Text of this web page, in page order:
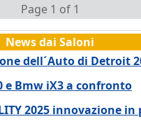
Page 1 of 1
News dai Saloni
dell´Auto di Detroit
e Bmw iX3 a confronto
2025 innovazione